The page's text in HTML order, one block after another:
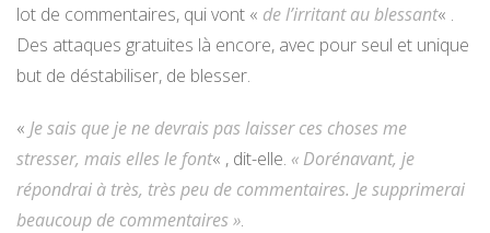
lot de commentaires, qui vont « de l’irritant au blessant« .
Des attaques gratuites là encore, avec pour seul et unique
but de déstabiliser, de blesser.
« Je sais que je ne devrais pas laisser ces choses me
stresser, mais elles le font« , dit-elle. « Dorénavant, je
répondrai à très, très peu de commentaires. Je supprimerai
beaucoup de commentaires ».